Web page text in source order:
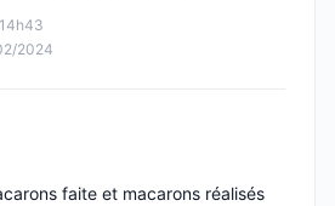
2024
faite et macarons réalisés